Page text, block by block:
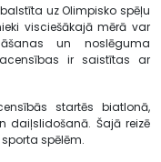
uz Olimpisko spēļu
visciešākajā mērā var
un noslēguma
ir saistītas ar
startēs biatlonā,
daiļslidošanā. Šajā reizē
spēlēm.